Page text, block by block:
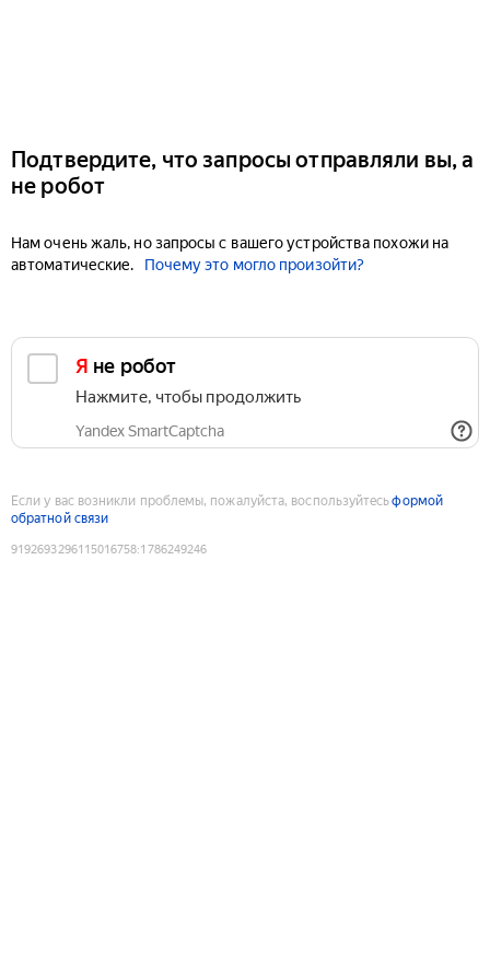
Подтвердите, что запросы отправляли вы, а
не робот
Нам очень жаль, но запросы с вашего устройства похожи на
автоматические.
Почему это могло произойти?
Я не робот
Нажмите, чтобы продолжить
Yandex SmartCaptcha
Если у вас возникли проблемы, пожалуйста, воспользуйтесьформой
обратной связи
9192693296115016758:1786249246